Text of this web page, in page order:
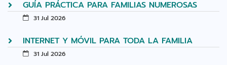
GUÍA PRÁCTICA PARA FAMILIAS NUMEROSAS
31 Jul 2026
INTERNET Y MÓVIL PARA TODA LA FAMILIA
31 Jul 2026